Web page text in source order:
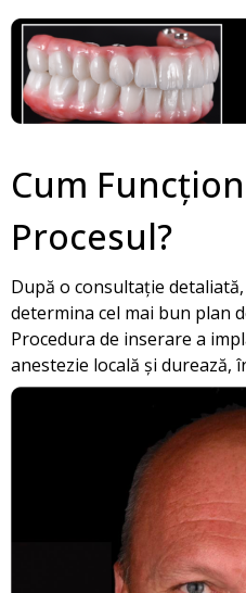
Cum
Procesul?
După o consultație
determina cel mai bun plan
Procedura de inserare a
anestezie locală și durează,